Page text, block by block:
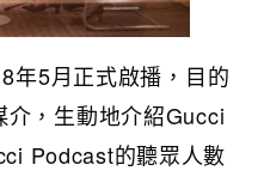
年5月正式啟播，目的
，生動地介紹Gucci
Podcast的聽眾人數